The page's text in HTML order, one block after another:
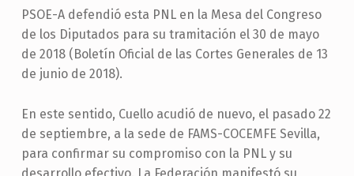
PSOE-A defendió esta PNL en la Mesa del Congreso
de los Diputados para su tramitación el 30 de mayo
de 2018 (Boletín Oficial de las Cortes Generales de 13
de junio de 2018).
En este sentido, Cuello acudió de nuevo, el pasado 22
de septiembre, a la sede de FAMS-COCEMFE Sevilla,
para confirmar su compromiso con la PNL y su